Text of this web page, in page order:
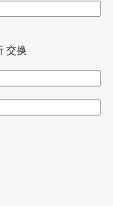
交换